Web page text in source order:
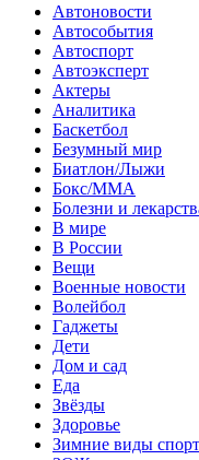
Автоновости
Автособытия
Автоспорт
Автоэксперт
Актеры
Аналитика
Баскетбол
Безумный мир
Биатлон/Лыжи
Бокс/MMA
Болезни и
В мире
В России
Вещи
Военные новости
Волейбол
Гаджеты
Дети
Дом и сад
Еда
Звёзды
Здоровье
Зимние виды